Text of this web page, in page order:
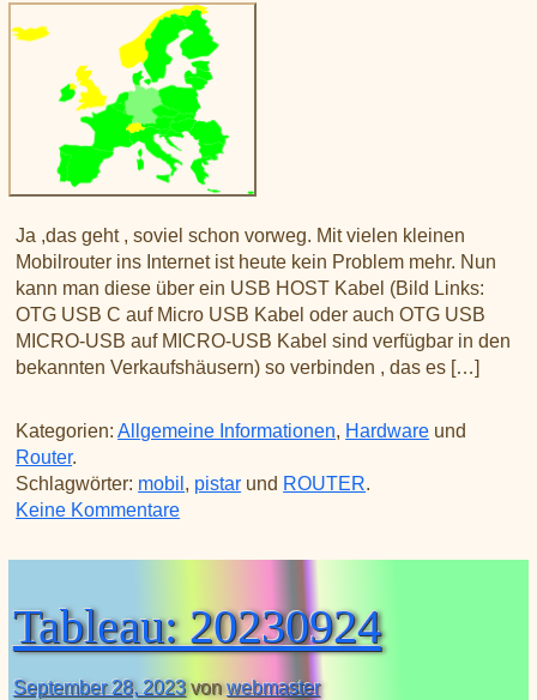
Ja ,das geht , soviel schon vorweg. Mit vielen kleinen
Mobilrouter ins Internet ist heute kein Problem mehr. Nun
kann man diese über ein USB HOST Kabel (Bild Links:
OTG USB C auf Micro USB Kabel oder auch OTG USB
MICRO-USB auf MICRO-USB Kabel sind verfügbar in den
bekannten Verkaufshäusern) so verbinden , das es […]
Kategorien: Allgemeine Informationen, Hardware und
Router.
Schlagwörter: mobil , pistar und ROUTER.
Keine Kommentarezu Raspberry Pi Zero und Router per
Tableau: 20230924
September 28, 2023 vonwebmaster